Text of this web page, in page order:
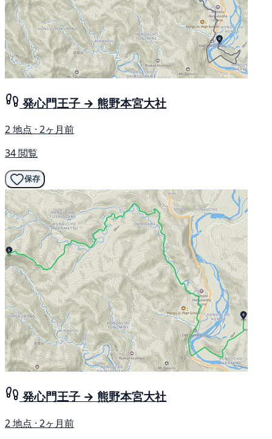
発心門王子 → 熊野本宮大社
2 地点 · 2ヶ月前
34 閲覧
保存
発心門王子 → 熊野本宮大社
2 地点 · 2ヶ月前